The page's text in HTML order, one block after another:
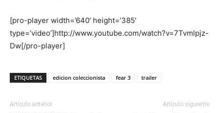
[pro-player width=’640′ height=’385′
type=’video’]http://www.youtube.com/watch?v=7Tvmlpjz-
Dw[/pro-player]
ETIQUETAS edicion coleccionista fear 3 trailer
Artículo anterior Artículo siguiente